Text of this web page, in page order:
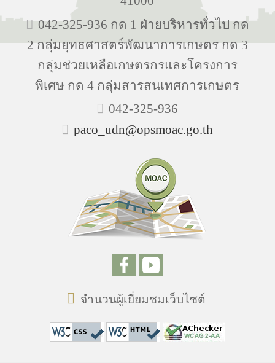
042-325-936 กด 1 ฝ่ายบริหารทั่วไป กด
2 กลุ่มยุทธศาสตร์พัฒนาการเกษตร กด 3
กลุ่มช่วยเหลือเกษตรกรและโครงการ
พิเศษ กด 4 กลุ่มสารสนเทศการเกษตร
042-325-936
paco_udn@opsmoac.go.th
จำนวนผู้เยี่ยมชมเว็บไซต์